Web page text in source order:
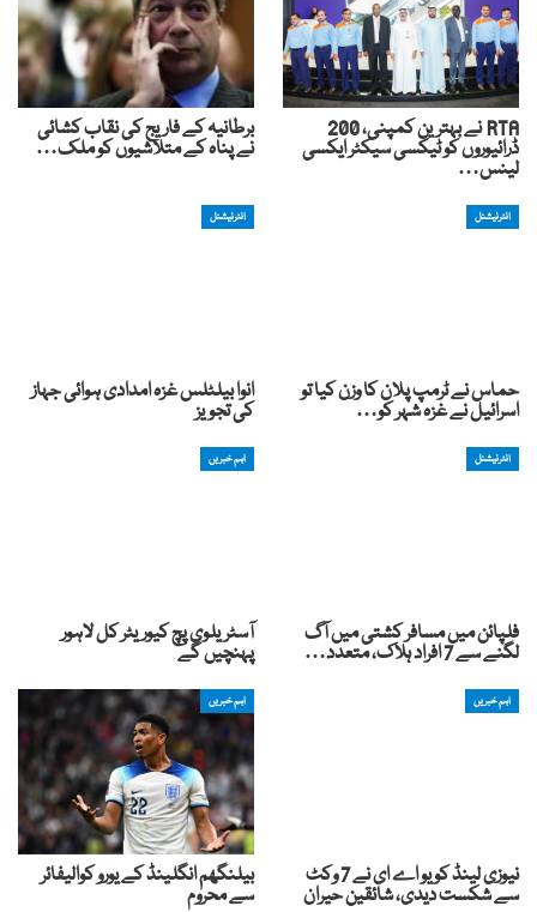
RTA نے بہترین کمپنی، 200
ڈرائیوروں کو ٹیکسی سیکٹر ایکسی
لینس…
برطانیہ کے فاریج کی نقاب کشائی
نے پناہ کے متلاشیوں کو ملک…
انٹرنیشنل
حماس نے ٹرمپ پلان کا وزن کیا تو
اسرائیل نے غزہ شہر کو…
انٹرنیشنل
انوا بیلٹلس غزہ امدادی ہوائی جہاز
کی تجویز
انٹرنیشنل
فلپائن میں مسافر کشتی میں آگ
لگنے سے 7 افراد ہلاک، متعدد…
اہم خبریں
آسٹریلوی پچ کیوریٹر کل لاہور
پہنچیں گے
اہم خبریں
نیوزی لینڈ کو یو اے ای نے 7 وکٹ
سے شکست دیدی، شائقین حیران
اہم خبریں
بیلنگھم انگلینڈ کے یورو کوالیفائر
سے محروم